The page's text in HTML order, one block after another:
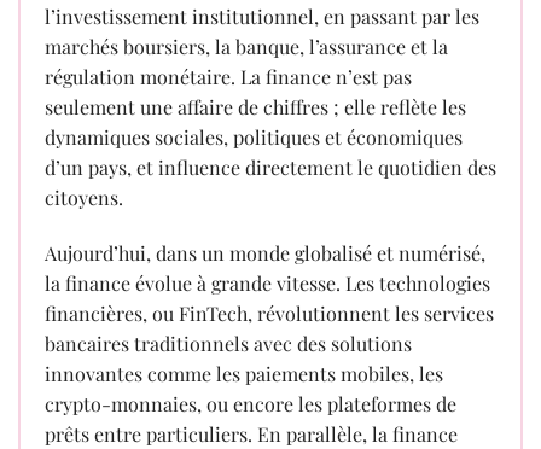
l’investissement institutionnel, en passant par les
marchés boursiers, la banque, l’assurance et la
régulation monétaire. La finance n’est pas
seulement une affaire de chiffres ; elle reflète les
dynamiques sociales, politiques et économiques
d’un pays, et influence directement le quotidien des
citoyens.
Aujourd’hui, dans un monde globalisé et numérisé,
la finance évolue à grande vitesse. Les technologies
financières, ou FinTech, révolutionnent les services
bancaires traditionnels avec des solutions
innovantes comme les paiements mobiles, les
crypto-monnaies, ou encore les plateformes de
prêts entre particuliers. En parallèle, la finance